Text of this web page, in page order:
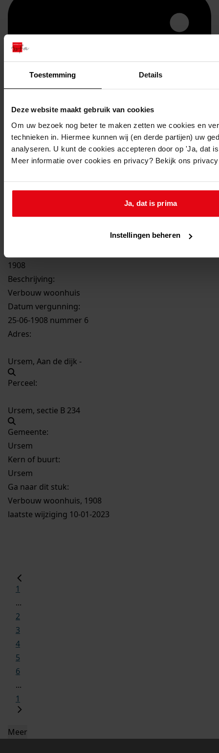
Toestemming Details
Deze website maakt gebruik van cookies
Om uw bezoek nog beter te maken zetten we cookies en
technieken in. Hiermee kunnen wij (en derde partijen) uw
analyseren. U kunt de cookies accepteren door op 'Ja, dat
Meer informatie over cookies en privacy? Bekijk ons
Ja, dat is prima
Instellingen beheren
Printen
duurzaam webadres
Bouwvergunningen uit toegang 1390
Verbouw woonhuis, 1908
1908
Beschrijving:
Verbouw woonhuis
Datum vergunning:
25-06-1908 nummer 6
Adres:
Ursem, Aan de dijk -
Perceel:
Ursem, sectie B 234
Gemeente:
Ursem
Kern of buurt:
Ursem
Ga naar dit stuk:
Verbouw woonhuis, 1908
laatste wijziging 10-01-2023
1
...
2
3
4
5
6
...
1
Meer